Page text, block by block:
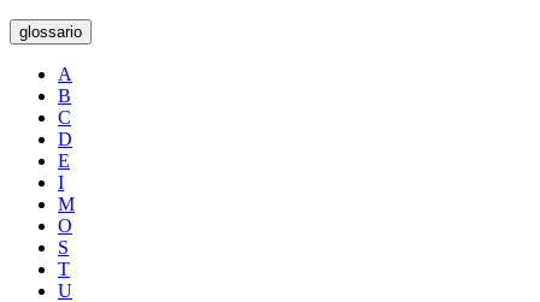
glossario
A
B
C
D
E
I
M
O
S
T
U